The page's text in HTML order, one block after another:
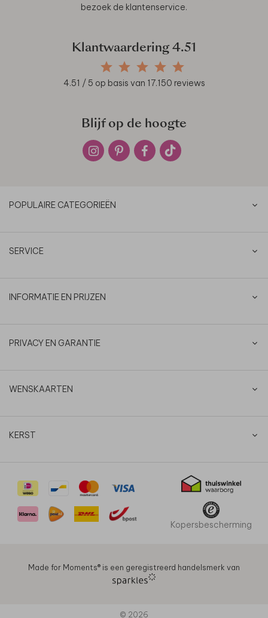
bezoek de klantenservice.
Klantwaardering 4.51
4.51 / 5 op basis van 17.150 reviews
Blijf op de hoogte
POPULAIRE CATEGORIEËN
SERVICE
INFORMATIE EN PRIJZEN
PRIVACY EN GARANTIE
WENSKAARTEN
KERST
Kopersbescherming
Made for Moments®️ is een geregistreerd handelsmerk van
© 2026